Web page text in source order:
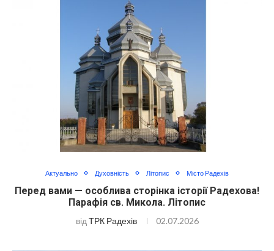
Актуально Духовність Літопис Місто Радехів
Перед вами — особлива сторінка історії Радехова!
Парафія св. Микола. Літопис
від ТРК Радехів 02.07.2026